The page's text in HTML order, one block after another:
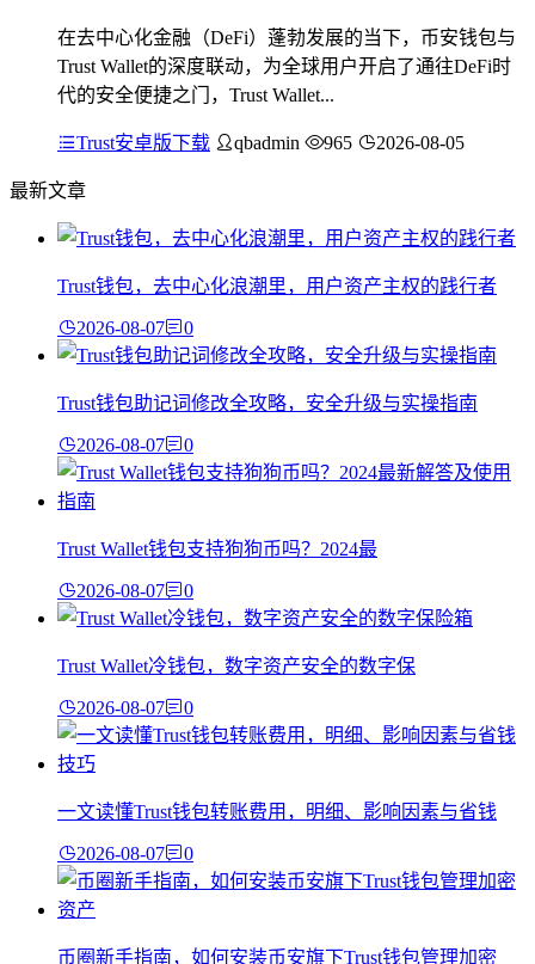
在去中心化金融（DeFi）蓬勃发展的当下，币安钱包与
Trust Wallet的深度联动，为全球用户开启了通往DeFi时
代的安全便捷之门，Trust Wallet...
Trust安卓版下载 qbadmin 965 2026-08-05
最新文章
Trust钱包，去中心化浪潮里，用户资产主权的践行者
2026-08-07 0
Trust钱包助记词修改全攻略，安全升级与实操指南
2026-08-07 0
Trust Wallet钱包支持狗狗币吗？2024最
2026-08-07 0
Trust Wallet冷钱包，数字资产安全的数字保
2026-08-07 0
一文读懂Trust钱包转账费用，明细、影响因素与省钱
2026-08-07 0
币圈新手指南，如何安装币安旗下Trust钱包管理加密